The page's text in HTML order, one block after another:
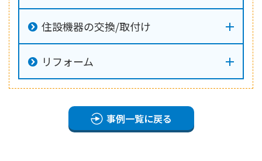
住設機器の交換/取付け
リフォーム
事例一覧に戻る